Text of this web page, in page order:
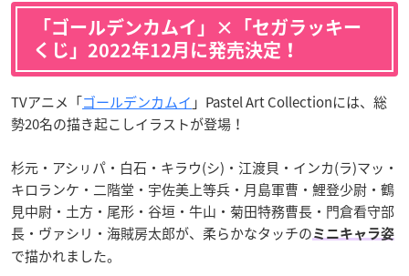
「ゴールデンカムイ」×「セガラッキー
くじ」2022年12月に発売決定！
TVアニメ「ゴールデンカムイ 」Pastel Art Collectionには、総
勢20名の描き起こしイラストが登場！
杉元・アシㇼパ・白石・キラウ(シ)・江渡貝・インカ(ラ)マッ・
キロランケ・二階堂・宇佐美上等兵・月島軍曹・鯉登少尉・鶴
見中尉・土方・尾形・谷垣・牛山・菊田特務曹長・門倉看守部
長・ヴァシリ・海賊房太郎が、柔らかなタッチの ミニキャラ姿
で描かれました。